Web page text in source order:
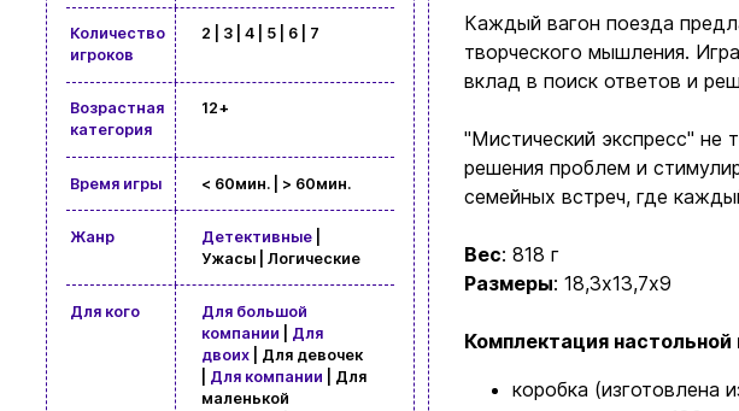
Количество
игроков
2 | 3 | 4 | 5 | 6 | 7
Возрастная
категория
12+
Время игры < 60мин. | > 60мин.
Жанр Детективные|
Ужасы | Логические
Для кого
Для большой
компании
Для
двоих| Для девочек
Для компании | Для
маленькой
Каждый вагон поезда
творческого мышления.
вклад в поиск ответов и
"Мистический экспресс" не
решения проблем и
семейных встреч, где
Вес: 818 г
Размеры: 18,3х13,7х9
Комплектация
коробка (изготовлена